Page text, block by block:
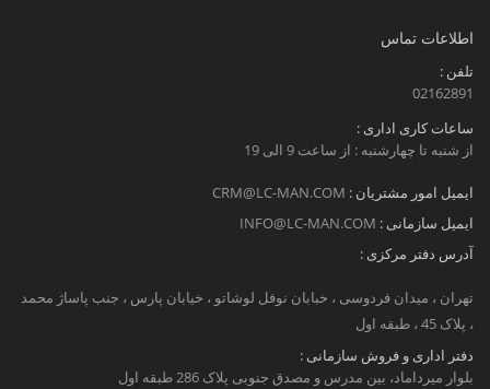
اطلاعات تماس
تلفن :
02162891
ساعات کاری اداری :
از شنبه تا چهارشنبه : از ساعت 9 الی 19
ایمیل امور مشتریان : CRM@LC-MAN.COM
ایمیل سازمانی : INFO@LC-MAN.COM
آدرس دفتر مرکزی :
تهران ، میدان فردوسی ، خبابان نوفل لوشاتو ، خیابان پارس ، جنب پاساژ محمد
، پلاک 45 ، طبقه اول
دفتر اداری و فروش سازمانی :
بلوار میرداماد، بین مدرس و مصدق جنوبی پلاک 286 طبقه اول